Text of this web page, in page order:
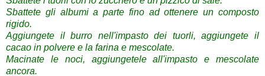
Sbattete gli albumi a parte fino ad ottenere un composto
rigido.
Aggiungete il burro nell'impasto dei tuorli, aggiungete il
cacao in polvere e la farina e mescolate.
Macinate le noci, aggiungetele all'impasto e mescolate
ancora.